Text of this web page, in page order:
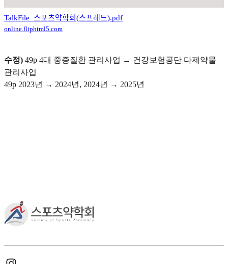
TalkFile_스포츠약학회(스프레드).pdf
online.fliphtml5.com
수정) 49p 4대 중증질환 관리사업 → 건강보험공단 다제약물
관리사업
49p 2023년 → 2024년, 2024년 → 2025년